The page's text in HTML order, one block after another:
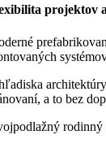
projektov
a to bez
rodinný